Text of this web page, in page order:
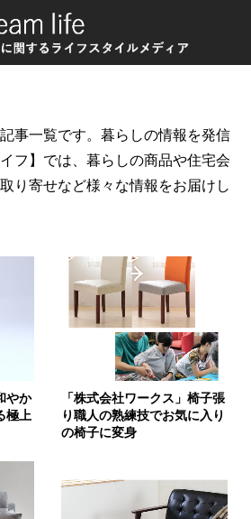
事一覧です。暮らしの情報を発信
フ】では、暮らしの商品や住宅会
り寄せなど様々な情報をお届けし
やか
極上
「株式会社ワークス」椅子張
り職人の熟練技でお気に入り
の椅子に変身